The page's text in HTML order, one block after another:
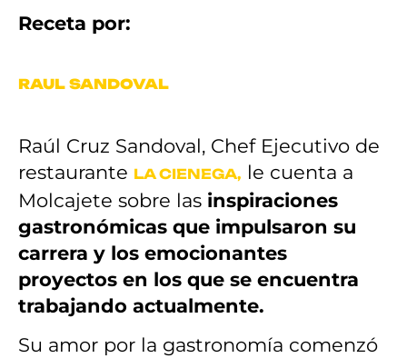
Receta por:
RAUL SANDOVAL
Raúl Cruz Sandoval, Chef Ejecutivo de
restaurante LA CIENEGA, le cuenta a
Molcajete sobre las inspiraciones
gastronómicas que impulsaron su
carrera y los emocionantes
proyectos en los que se encuentra
trabajando actualmente.
Su amor por la gastronomía comenzó